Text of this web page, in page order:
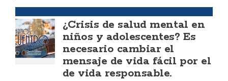
¿Crisis de salud mental en
niños y adolescentes? Es
necesario cambiar el
mensaje de vida fácil por el
de vida responsable.